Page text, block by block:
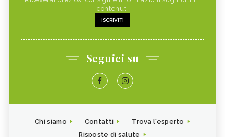
contenuti
ISCRIVITI
Seguici su
Chi siamo Contatti
Trova l'esperto
Risposte di salute